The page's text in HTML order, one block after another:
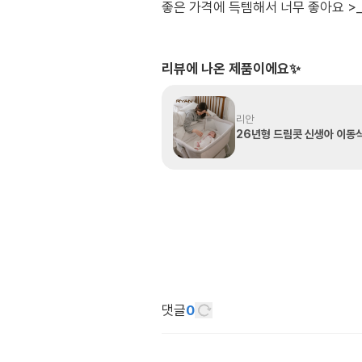
좋은 가격에 득템해서 너무 좋아요
리뷰에 나온 제품이에요✨
리안
26년형 드림콧 신생아 이동
댓글0